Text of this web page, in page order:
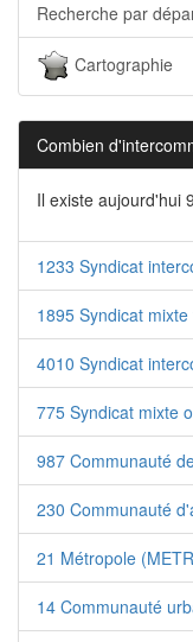
Recherche par
Cartographie
Combien
Il existe aujourd'hui
1233 Syndicat
1895 Syndicat
4010 Syndicat
775 Syndicat mixte
987 Communauté
230 Communauté
21 Métropole
14 Communauté